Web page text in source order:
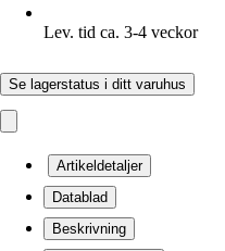
Lev. tid ca. 3-4 veckor
Se lagerstatus i ditt varuhus
Artikeldetaljer
Datablad
Beskrivning